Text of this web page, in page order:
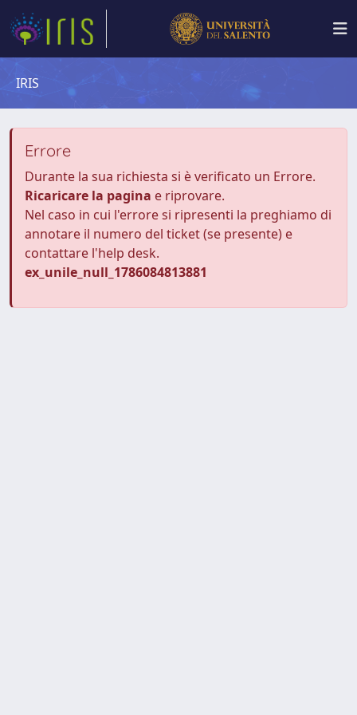
IRIS
Errore
Durante la sua richiesta si è verificato un Errore.
Ricaricare la pagina e riprovare.
Nel caso in cui l'errore si ripresenti la preghiamo di
annotare il numero del ticket (se presente) e
contattare l'help desk.
ex_unile_null_1786084813881